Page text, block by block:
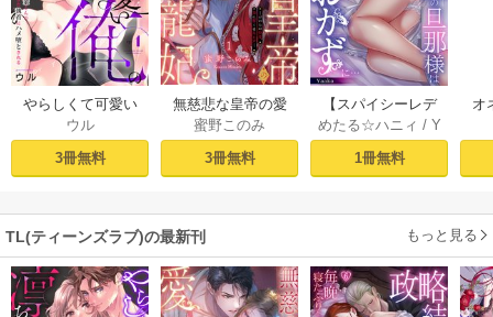
やらしくて可愛い
俺の凛ちゃん。～
隣人後輩くんのイ
キすぎた執着にハ
ウル
3冊無料
無慈悲な皇帝の愛
玩寵妃―おわらぬ
快楽、閨に響くは
乱れ声― 1巻
蜜野このみ
3冊無料
【スパイシーレデ
ィ】政略結婚した
塩対応の旦那様は
毎晩寝たふりをし
(1)
めたる☆ハニィ / Y
aaka
1冊無料
オ
TL(ティーンズラブ)の最新刊 もっと見る